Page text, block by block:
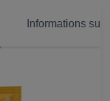
Informations